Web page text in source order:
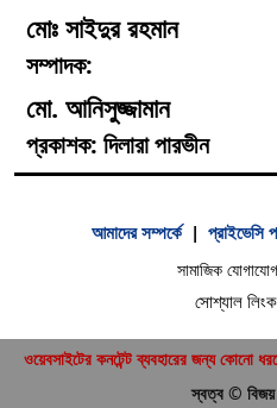
মোঃ সাইদুর রহমান
সম্পাদক:
মো. আনিসুজ্জামান
প্রকাশক: দিলারা পারভীন
আমাদের সম্পর্কে | প্রাইভেসি
সামাজিক
সোশ্যাল
ওয়েবসাইটের কনটেন্ট ব্যবহারের জন্য কোনো
স্বত্ব © বিজয়